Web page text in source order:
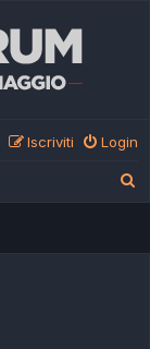
Login
Iscriviti